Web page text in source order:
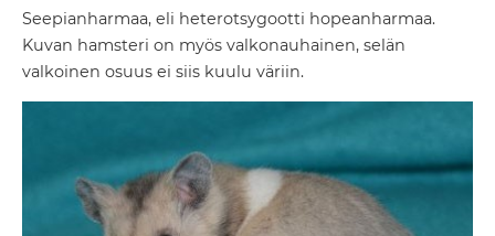
Seepianharmaa, eli heterotsygootti hopeanharmaa.
Kuvan hamsteri on myös valkonauhainen, selän
valkoinen osuus ei siis kuulu väriin.